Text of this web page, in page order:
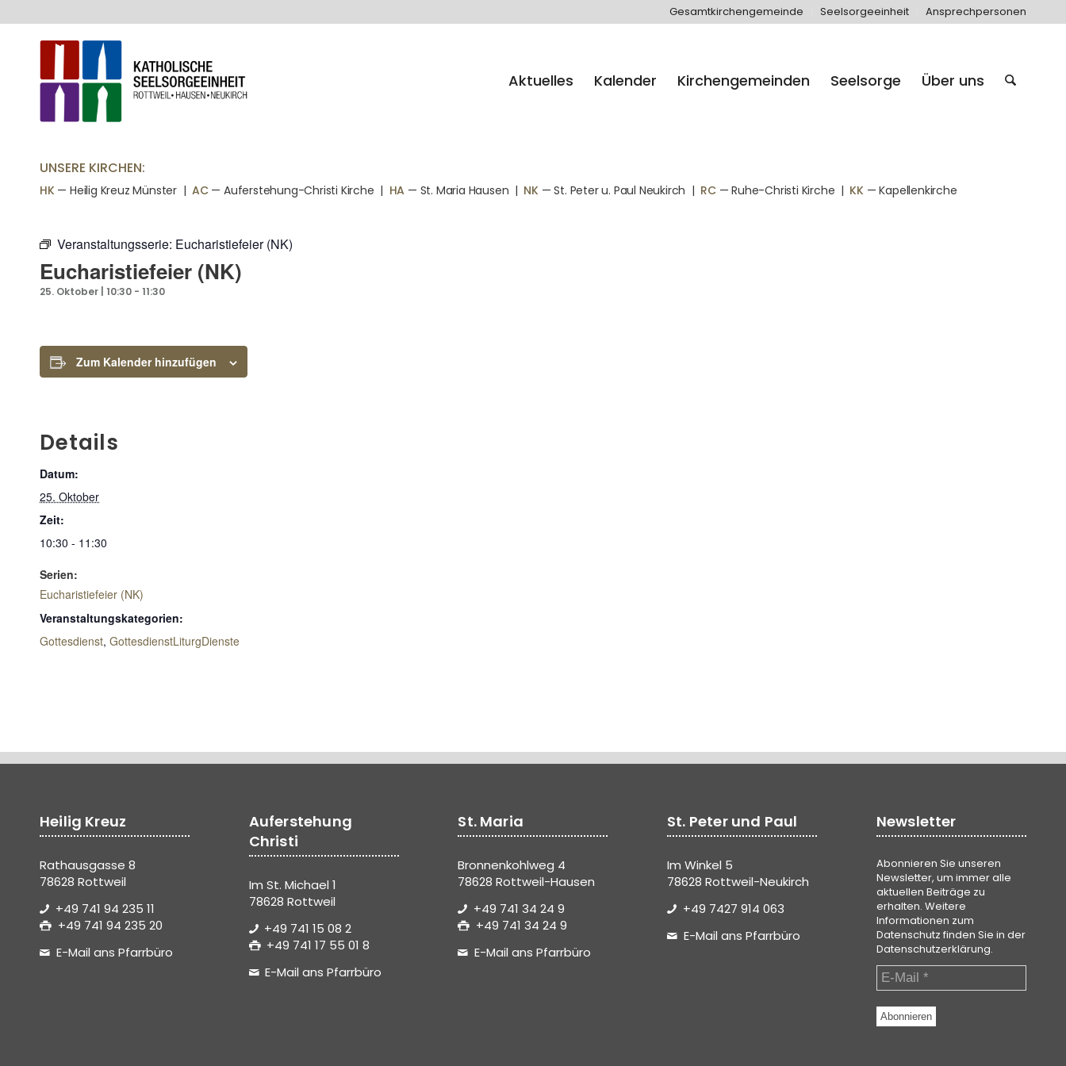
Gesamtkirchengemeinde Seelsorgeeinheit Ansprechpersonen
Aktuelles Kalender Kirchengemeinden Seelsorge Über uns
UNSERE KIRCHEN:
HK— Heilig Kreuz Münster |AC— Auferstehung-Christi Kirche | HA — St. Maria Hausen | NK — St. Peter u. Paul Neukirch | RC— Ruhe-Christi Kirche | KK — Kapellenkirche
Veranstaltungsserie: Eucharistiefeier (NK)
Eucharistiefeier (NK)
25. Oktober | 10:30 - 11:30
Zum Kalender hinzufügen
Details
Datum:
25. Oktober
Zeit:
10:30 - 11:30
Serien:
Eucharistiefeier (NK)
Veranstaltungskategorien:
Gottesdienst, GottesdienstLiturgDienste
Heilig Kreuz
Rathausgasse 8
78628 Rottweil
+49 741 94 235 11
+49 741 94 235 20
E-Mail ans Pfarrbüro
Auferstehung
Christi
Im St. Michael 1
78628 Rottweil
+49 741 15 08 2
+49 741 17 55 01 8
E-Mail ans Pfarrbüro
St. Maria
Bronnenkohlweg 4
78628 Rottweil-Hausen
+49 741 34 24 9
+49 741 34 24 9
E-Mail ans Pfarrbüro
St. Peter und Paul
Im Winkel 5
78628 Rottweil-Neukirch
+49 7427 914 063
E-Mail ans Pfarrbüro
Newsletter
Abonnieren Sie unseren
Newsletter, um immer alle
aktuellen Beiträge zu
erhalten. Weitere
Informationen zum
Datenschutz finden Sie in der
Datenschutzerklärung.